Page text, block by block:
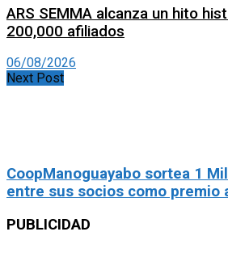
ARS SEMMA alcanza un hito
200,000 afiliados
06/08/2026
Next Post
CoopManoguayabo sortea 1
entre sus socios como premio
PUBLICIDAD